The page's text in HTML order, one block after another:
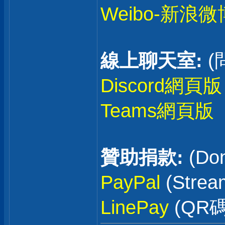
Weibo-新浪微
線上聊天室: (
Discord網頁版
Teams網頁版
贊助捐款:
PayPal
LinePay (QR